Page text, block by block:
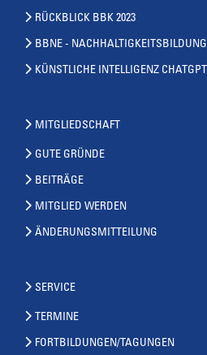
RÜCKBLICK BBK 2023
BBNE - NACHHALTIGKEITSBILDUNG
KÜNSTLICHE INTELLIGENZ CHATGPT
MITGLIEDSCHAFT
GUTE GRÜNDE
BEITRÄGE
MITGLIED WERDEN
ÄNDERUNGSMITTEILUNG
SERVICE
TERMINE
FORTBILDUNGEN/TAGUNGEN